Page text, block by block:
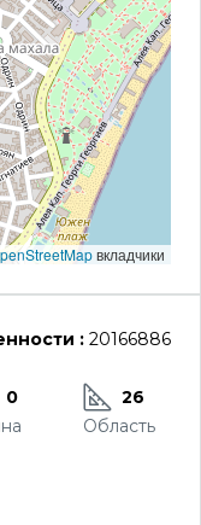
вкладчики
: 20166886
0
26
Область